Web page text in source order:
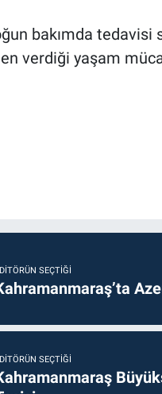
bakımda tedavisi
verdiği yaşam
SEÇTIĞI
SEÇTIĞI